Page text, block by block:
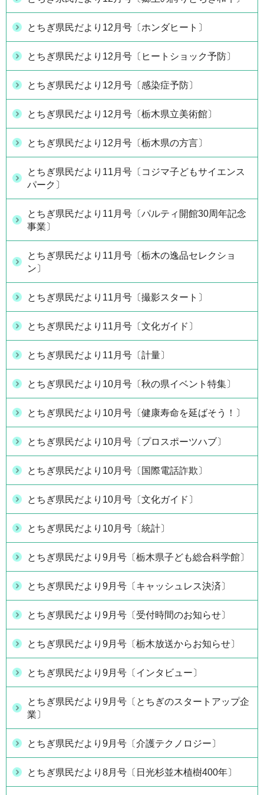
とちぎ県民だより12月号〔ホンダヒート〕
とちぎ県民だより12月号〔ヒートショック予防〕
とちぎ県民だより12月号〔感染症予防〕
とちぎ県民だより12月号〔栃木県立美術館〕
とちぎ県民だより12月号〔栃木県の方言〕
とちぎ県民だより11月号〔コジマ子どもサイエンス
パーク〕
とちぎ県民だより11月号〔パルティ開館30周年記念
事業〕
とちぎ県民だより11月号〔栃木の逸品セレクショ
ン〕
とちぎ県民だより11月号〔撮影スタート〕
とちぎ県民だより11月号〔文化ガイド〕
とちぎ県民だより11月号〔計量〕
とちぎ県民だより10月号〔秋の県イベント特集〕
とちぎ県民だより10月号〔健康寿命を延ばそう！〕
とちぎ県民だより10月号〔プロスポーツハブ〕
とちぎ県民だより10月号〔国際電話詐欺〕
とちぎ県民だより10月号〔文化ガイド〕
とちぎ県民だより10月号〔統計〕
とちぎ県民だより9月号〔栃木県子ども総合科学館〕
とちぎ県民だより9月号〔キャッシュレス決済〕
とちぎ県民だより9月号〔受付時間のお知らせ〕
とちぎ県民だより9月号〔栃木放送からお知らせ〕
とちぎ県民だより9月号〔インタビュー〕
とちぎ県民だより9月号〔とちぎのスタートアップ企
業〕
とちぎ県民だより9月号〔介護テクノロジー〕
とちぎ県民だより8月号〔日光杉並木植樹400年〕